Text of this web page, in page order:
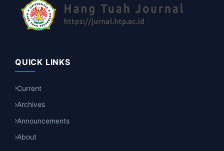
QUICK LINKS
Current
Archives
Announcements
About